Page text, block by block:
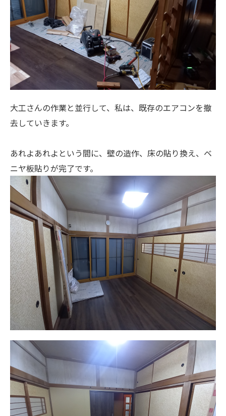
大工さんの作業と並行して、私は、既存のエアコンを撤
去していきます。
あれよあれよという間に、壁の造作、床の貼り換え、ベ
ニヤ板貼りが完了です。